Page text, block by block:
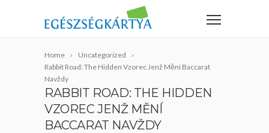
Home
Uncategorized
Rabbit Road: The Hidden Vzorec Jenž Mění Baccarat
Navždy
RABBIT ROAD: THE HIDDEN
VZOREC JENŽ MĚNÍ
BACCARAT NAVŽDY